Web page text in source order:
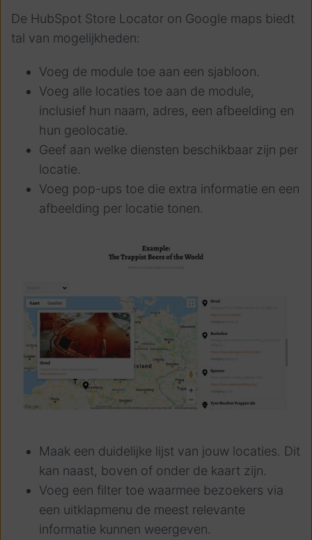
De HubSpot Store Locator on Google maps biedt
tal van mogelijkheden:
Voeg de module toe aan een sjabloon.
Voeg alle locaties toe aan de module,
inclusief hun naam, adres, een afbeelding en
hun geolocatie.
Geef aan welke diensten beschikbaar zijn per
locatie.
Voeg pop-ups toe die extra informatie en een
afbeelding per locatie tonen.
Maak een duidelijke lijst van jouw locaties. Dit
kan naast, boven of onder de kaart zijn.
Voeg een filter toe waarmee bezoekers via
een uitklapmenu de meest relevante
informatie kunnen weergeven.